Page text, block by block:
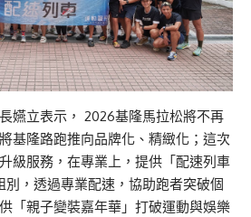
嬿立表示， 2026基隆馬拉松將不再
基隆路跑推向品牌化、精緻化；這次
級服務，在專業上，提供「配速列車
別，透過專業配速，協助跑者突破個
「親子變裝嘉年華」打破運動與娛樂